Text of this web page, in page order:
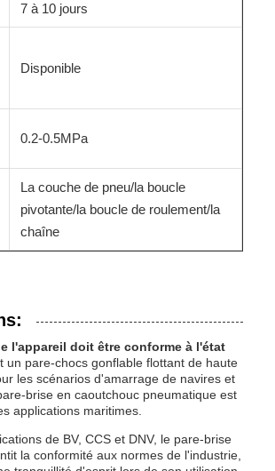
7 à 10 jours
Disponible
0.2-0.5MPa
La couche de pneu/la boucle
pivotante/la boucle de roulement/la
chaîne
l'appareil doit être conforme à l'état
un pare-chocs gonflable flottant de haute
les scénarios d'amarrage de navires et
brise en caoutchouc pneumatique est
applications maritimes.
de BV, CCS et DNV, le pare-brise
la conformité aux normes de l'industrie,